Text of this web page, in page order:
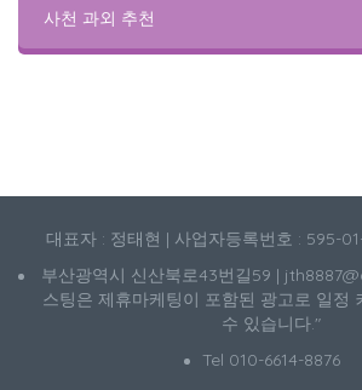
사천 과외 추천
대표자 : 정태현 | 사업자등록번호 : 595-
부산광역시 신산북로43번길59 |
스팅은 제휴마케팅이 포함된 광고로 일정
수 있습니다."
Tel 010-6614-8876